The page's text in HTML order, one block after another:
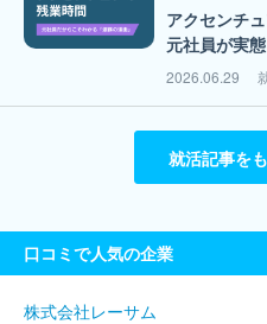
アクセンチ
元社員が実
2026.06.29
就活記事を
口コミで人気の企業
株式会社レーサム